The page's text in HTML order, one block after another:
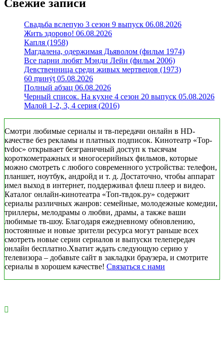
Свежие записи
Свадьба вслепую 3 сезон 9 выпуск 06.08.2026
Жить здорово! 06.08.2026
Капля (1958)
Магдалена, одержимая Дьяволом (фильм 1974)
Все парни любят Мэнди Лейн (фильм 2006)
Девственница среди живых мертвецов (1973)
60 ṃинẏƫ 05.08.2026
Полный абзац 06.08.2026
Черный список. На кухне 4 сезон 20 выпуск 05.08.2026
Малой 1-2, 3, 4 серия (2016)
Смотри любимые сериалы и тв-передачи онлайн в HD-
качестве без рекламы и платных подписок. Кинотеатр «Top-
tvdoc» открывает безграничный доступ к тысячам
короткометражных и многосерийных фильмов, которые
можно смотреть с любого современного устройства: телефон,
планшет, ноутбук, андройд и т. д. Достаточно, чтобы аппарат
имел выход в интернет, поддерживал флеш плеер и видео.
Каталог онлайн-кинотеатра «Топ-твдок.ру» содержит
сериалы различных жанров: семейные, молодежные комедии,
триллеры, мелодрамы о любви, драмы, а также ваши
любимые тв-шоу. Благодаря ежедневному обновлению,
постоянные и новые зрители ресурса могут раньше всех
смотреть новые серии сериалов и выпуски телепередач
онлайн бесплатно.Хватит ждать следующую серию у
телевизора – добавьте сайт в закладки браузера, и смотрите
сериалы в хорошем качестве! Связаться с нами